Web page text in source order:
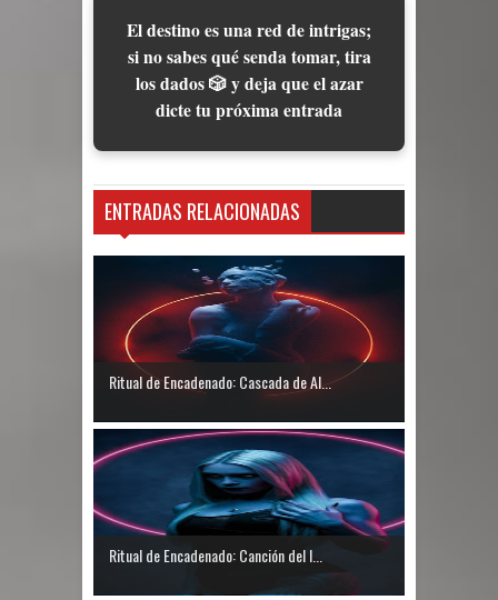
El destino es una red de intrigas;
si no sabes qué senda tomar, tira
los dados 🎲 y deja que el azar
dicte tu próxima entrada
ENTRADAS RELACIONADAS
Ritual de Encadenado: Cascada de Al...
Ritual de Encadenado: Canción del I...